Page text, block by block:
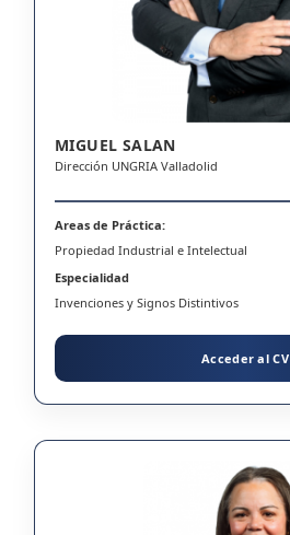
MIGUEL SALAN
Dirección UNGRIA Valladolid
Areas de Práctica:
Propiedad Industrial e Intelectual
Especialidad
Invenciones y Signos Distintivos
Acceder al CV